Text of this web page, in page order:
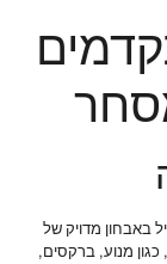
באבחון מדויק של
מנוע, ברקסים,